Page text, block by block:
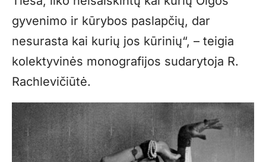
gyvenimo ir kūrybos paslapčių, dar
nesurasta kai kurių jos kūrinių“, – teigia
kolektyvinės monografijos sudarytoja R.
Rachlevičiūtė.